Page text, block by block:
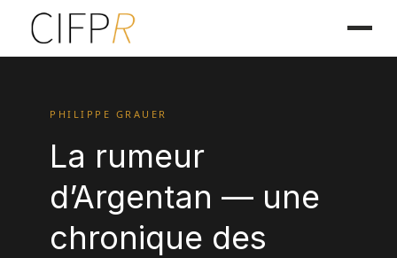
PHILIPPE GRAUER
La rumeur
d’Argentan — une
chronique des